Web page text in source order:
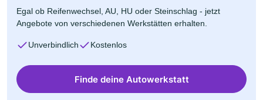
Egal ob Reifenwechsel, AU, HU oder Steinschlag - jetzt
Angebote von verschiedenen Werkstätten erhalten.
Unverbindlich Kostenlos
Finde deine Autowerkstatt